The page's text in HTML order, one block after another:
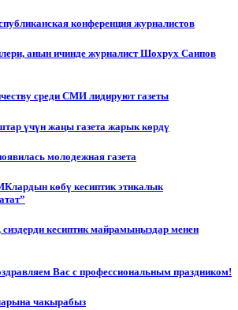
конференция журналистов
анын ичинде журналист Шохрух Саипов
среди СМИ лидируют газеты
үчүн жаңы газета жарык көрдү
молодежная газета
көбү кесиптик этикалык
кесиптик майрамыңыздар менен
Вас с профессиональным праздником!
чакырабыз